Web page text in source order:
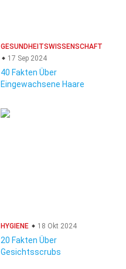
GESUNDHEITSWISSENSCHAFT
17 Sep 2024
40 Fakten Über
Eingewachsene Haare
HYGIENE 18 Okt 2024
20 Fakten Über
Gesichtsscrubs